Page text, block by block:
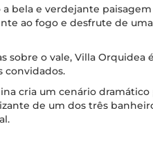
a bela e verdejante
ao fogo e desfrute de
sobre o vale, Villa
convidados.
cria um cenário dramático
de um dos três